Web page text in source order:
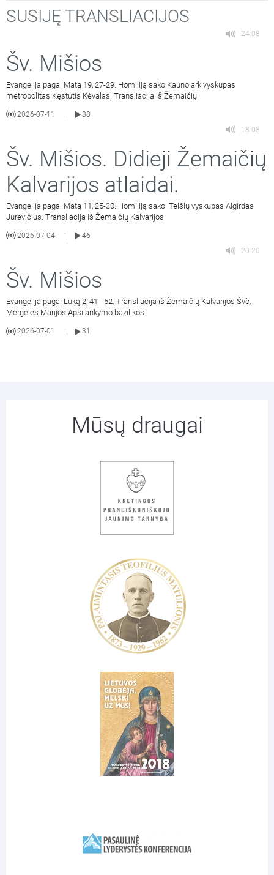
SUSIJĘ TRANSLIACIJOS
24:08
Šv. Mišios
Evangelija pagal Matą 19, 27-29. Homiliją sako Kauno arkivyskupas
metropolitas Kęstutis Kėvalas. Transliacija iš Žemaičių
2026-07-11
88
18:08
Šv. Mišios. Didieji Žemaičių
Kalvarijos atlaidai.
Evangelija pagal Matą 11, 25-30. Homiliją sako Telšių vyskupas Algirdas
Jurevičius. Transliacija iš Žemaičių Kalvarijos
2026-07-04 |
46
20:20
Šv. Mišios
Evangelija pagal Luką 2, 41 - 52. Transliacija iš Žemaičių Kalvarijos Švč.
Mergelės Marijos Apsilankymo bazilikos.
2026-07-01 31
Mūsų draugai